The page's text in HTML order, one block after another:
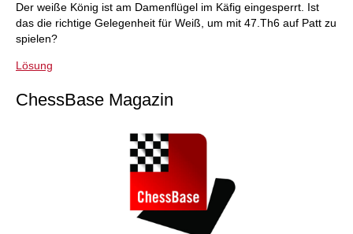
Der weiße König ist am Damenflügel im Käfig eingesperrt. Ist
das die richtige Gelegenheit für Weiß, um mit 47.Th6 auf Patt zu
spielen?
Lösung
ChessBase Magazin